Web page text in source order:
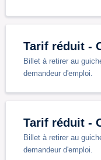
Tarif réduit -
Billet à retirer au
demandeur d'emploi.
Tarif réduit -
Billet à retirer au
demandeur d'emploi.